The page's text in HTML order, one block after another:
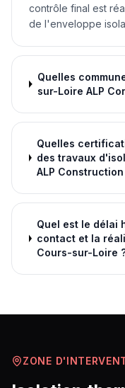
contrôle final est
de l'enveloppe
Quelles
sur-Loire ALP
Quelles
des travaux
ALP Construction
Quel est le délai
contact et la
Cours-sur-Loire
ZONE